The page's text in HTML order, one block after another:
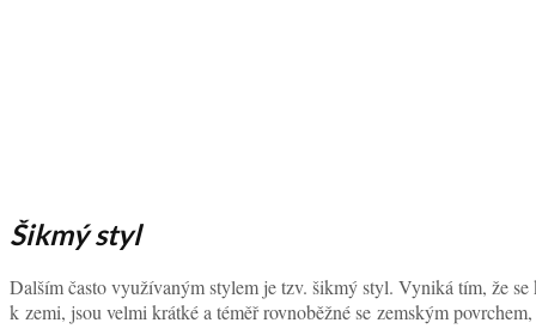
Šikmý styl
Dalším často využívaným stylem je tzv. šikmý styl. Vyniká tím, že
k zemi, jsou velmi krátké a téměř rovnoběžné se zemským